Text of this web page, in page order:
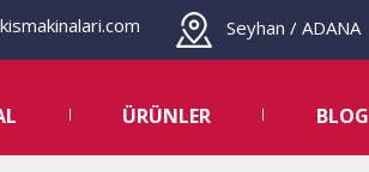
Seyhan / ADANA
ÜRÜNLER BLOG